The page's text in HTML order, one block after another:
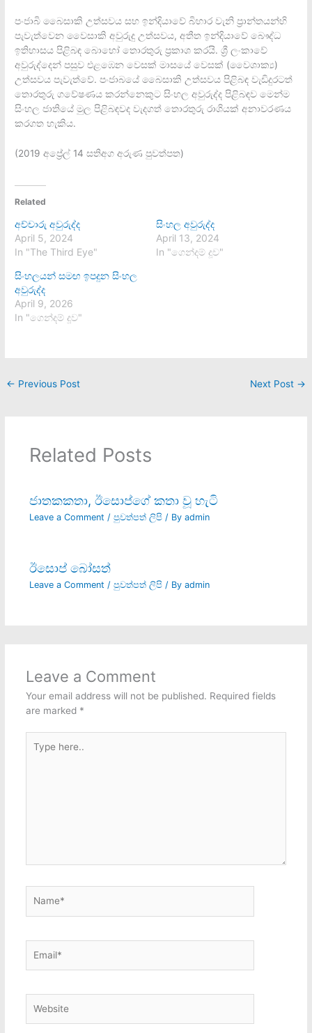
පංජාබි බෛසාකි උත්සවය සහ ඉන්දියාවේ බිහාර වැනි ප්‍රාන්තයන්හි
පැවැත්වෙන වෛසාකි අවුරුදු උත්සවය, අතීත ඉන්දියාවේ බෞද්ධ
ඉතිහාසය පිළිබඳ බොහෝ තොරතුරු ප්‍රකාශ කරයි. ශ්‍රී ලංකාවේ
අවුරුද්දෙන් පසුව එළඹෙන වෙසක් මාසයේ වෙසක් (වෛශාක්‍ය)
උත්සවය පැවැත්වේ. පංජාබයේ බෛසාකි උත්සවය පිළිබඳ වැඩිදුරටත්
තොරතුරු ගවේෂණය කරන්නෙකුට සිංහල අවුරුද්ද පිළිබඳව මෙන්ම
සිංහල ජාතියේ මුල පිළිබඳවද වැදගත් තොරතුරු රාශියක් අනාවරණය
කරගත හැකිය.
(2019 අප්‍රේල් 14 සතිඅග අරුණ පුවත්පත)
Related
අච්චාරු අවුරුද්ද
April 5, 2024
In "The Third Eye"
සිංහල අවුරුද්ද
April 13, 2024
In "ගෙන්දම් දූව"
සිංහලයන් සමඟ ඉපදුන සිංහල
අවුරුද්ද
April 9, 2026
In "ගෙන්දම් දූව"
← Previous Post Next Post →
Related Posts
ජාතකකතා, ඊසොප්ගේ කතා වූ හැටි
Leave a Comment / පුවත්පත් ලිපි/ By admin
ඊසොප් බෝසත්
Leave a Comment / පුවත්පත් ලිපි/ By admin
Leave a Comment
Your email address will not be published. Required fields
are marked *
here..